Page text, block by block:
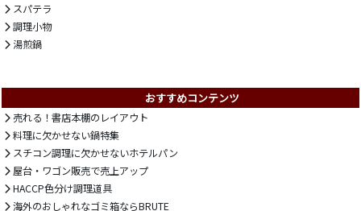
スパテラ
調理小物
湯煎鍋
おすすめコンテンツ
売れる！書店本棚のレイアウト
料理に欠かせない鍋特集
スチコン調理に欠かせないホテルパン
屋台・ワゴン販売で売上アップ
HACCP色分け調理道具
海外のおしゃれなゴミ箱ならBRUTE